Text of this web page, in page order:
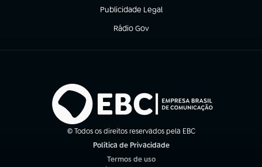
Publicidade Legal
(abre em nova aba)
Rádio Gov
(abre em nova aba)
© Todos os direitos reservados pela EBC
Política de Privacidade
Termos de uso